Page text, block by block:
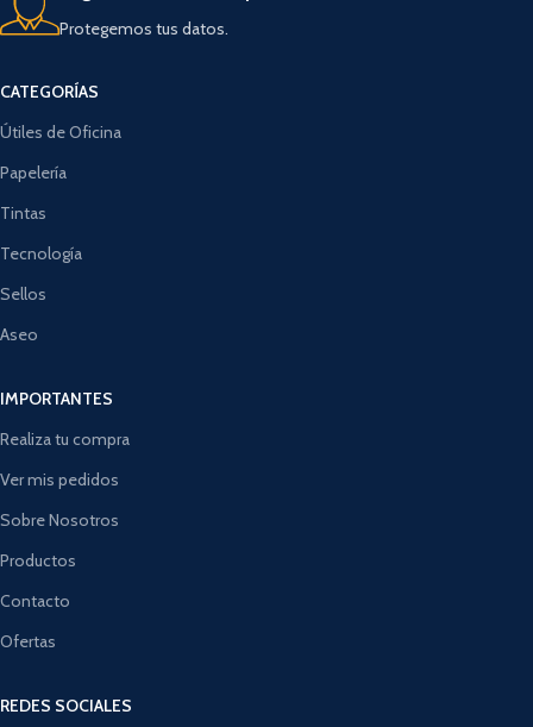
Protegemos tus datos.
CATEGORÍAS
Útiles de Oficina
Papelería
Tintas
Tecnología
Sellos
Aseo
IMPORTANTES
Realiza tu compra
Ver mis pedidos
Sobre Nosotros
Productos
Contacto
Ofertas
REDES SOCIALES